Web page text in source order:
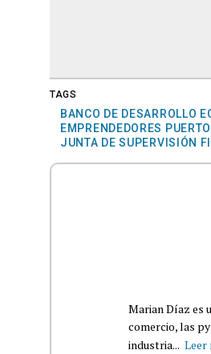
TAGS
BANCO DE DESARROLLO
EMPRENDEDORES
JUNTA DE SUPERVISIÓN
Marian Díaz es
comercio, las
industria... Leer